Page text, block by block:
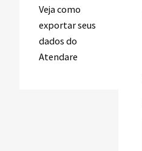
Veja como
exportar seus
dados do
Atendare